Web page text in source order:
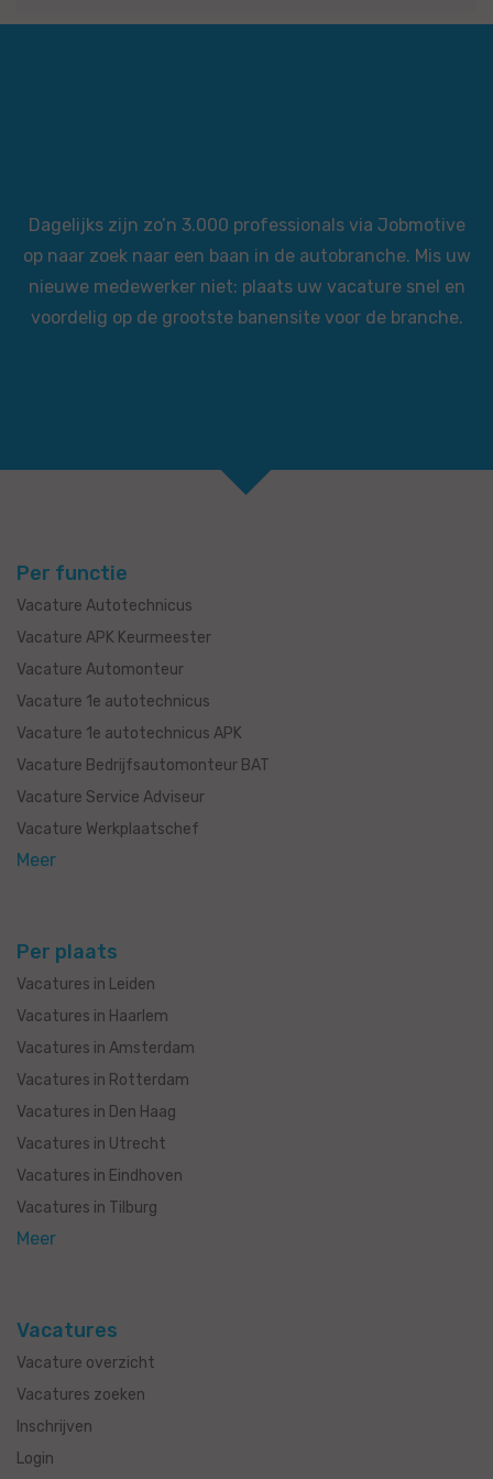
Dagelijks zijn zo’n 3.000 professionals via Jobmotive
op naar zoek naar een baan in de autobranche. Mis uw
nieuwe medewerker niet: plaats uw vacature snel en
voordelig op de grootste banensite voor de branche.
Per functie
Vacature Autotechnicus
Vacature APK Keurmeester
Vacature Automonteur
Vacature 1e autotechnicus
Vacature 1e autotechnicus APK
Vacature Bedrijfsautomonteur BAT
Vacature Service Adviseur
Vacature Werkplaatschef
Meer
Per plaats
Vacatures in Leiden
Vacatures in Haarlem
Vacatures in Amsterdam
Vacatures in Rotterdam
Vacatures in Den Haag
Vacatures in Utrecht
Vacatures in Eindhoven
Vacatures in Tilburg
Meer
Vacatures
Vacature overzicht
Vacatures zoeken
Inschrijven
Login